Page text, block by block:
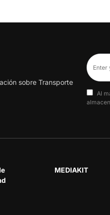
sobre Transporte
Al
MEDIAKIT